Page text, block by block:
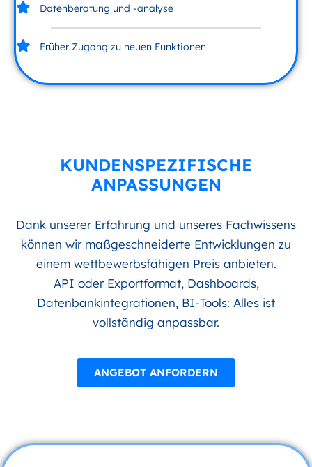
Datenberatung und -analyse
Früher Zugang zu neuen Funktionen
KUNDENSPEZIFISCHE
ANPASSUNGEN
Dank unserer Erfahrung und unseres Fachwissens
können wir maßgeschneiderte Entwicklungen zu
einem wettbewerbsfähigen Preis anbieten.
API oder Exportformat, Dashboards,
Datenbankintegrationen, BI-Tools: Alles ist
vollständig anpassbar.
ANGEBOT ANFORDERN